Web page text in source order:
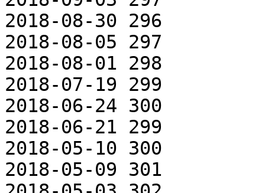
2018-08-30 296
2018-08-05 297
2018-08-01 298
2018-07-19 299
2018-06-24 300
2018-06-21 299
2018-05-10 300
2018-05-09 301